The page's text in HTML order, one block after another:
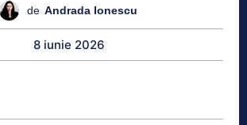
de Andrada Ionescu
8 iunie 2026